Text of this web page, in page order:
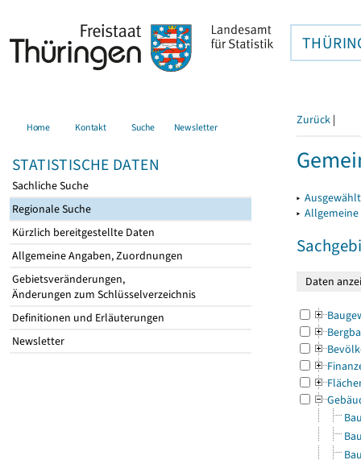
Home Kontakt Suche Newsletter
STATISTISCHE DATEN
Sachliche Suche
Regionale Suche
Kürzlich bereitgestellte Daten
Allgemeine Angaben, Zuordnungen
Gebietsveränderungen,
Änderungen zum Schlüsselverzeichnis
Definitionen und Erläuterungen
Newsletter
Zurück |
▸
▸